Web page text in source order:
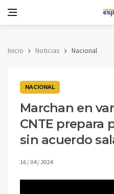
Inicio Noticias Nacional
NACIONAL
Marchan en
CNTE prepara
sin acuerdo
16 / 04 / 2024